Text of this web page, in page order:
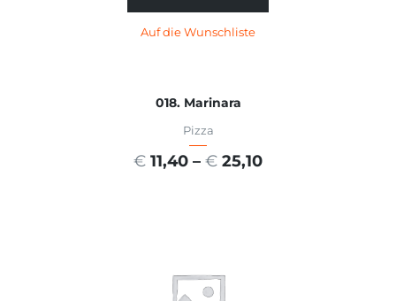
Auf die Wunschliste
018. Marinara
Pizza
€ 11,40 – € 25,10